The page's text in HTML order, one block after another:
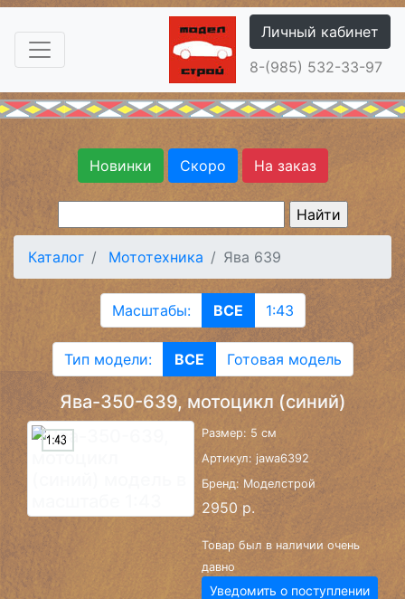
Личный кабинет
8-(985) 532-33-97
Новинки Скоро На заказ
Каталог Мототехника Ява 639
Масштабы: ВСЕ 1:43
Тип модели: ВСЕ Готовая модель
Ява-350-639, мотоцикл (синий)
Размер: 5 см
Артикул: jawa6392
Бренд: Моделстрой
2950 р.
Товар был в наличии очень
давно
Уведомить о поступлении